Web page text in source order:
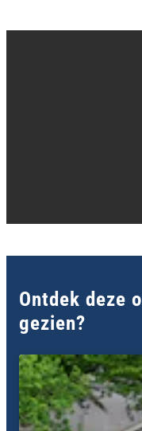
Ontdek deze
gezien?